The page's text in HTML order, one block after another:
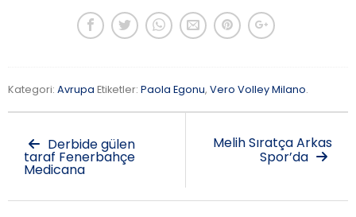
Kategori: Avrupa Etiketler: Paola Egonu, Vero Volley Milano.
Derbide gülen
taraf Fenerbahçe
Medicana
Melih Sıratça Arkas
Spor’da